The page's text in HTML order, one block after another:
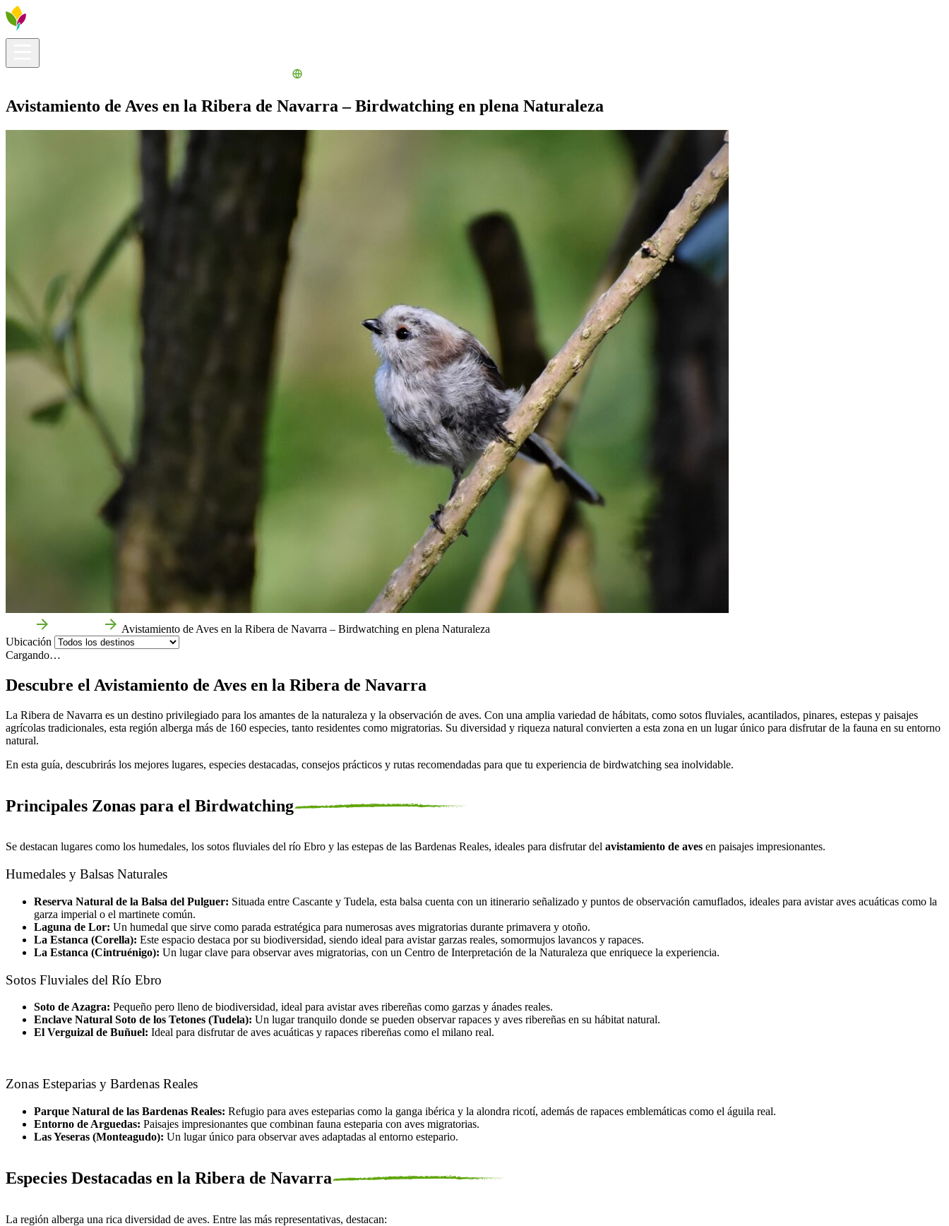
Avistamiento de Aves en la Ribera de Navarra – Birdwatching en plena Naturaleza
Avistamiento de Aves en la Ribera de Navarra – Birdwatching en plena Naturaleza
Ubicación
Cargando…
Descubre el Avistamiento de Aves en la Ribera de Navarra
La Ribera de Navarra es un destino privilegiado para los amantes de la naturaleza y la observación de aves. Con una amplia variedad de hábitats, como sotos fluviales, acantilados, pinares, estepas y paisajes
agrícolas tradicionales, esta región alberga más de 160 especies, tanto residentes como migratorias. Su diversidad y riqueza natural convierten a esta zona en un lugar único para disfrutar de la fauna en su entorno
natural.
En esta guía, descubrirás los mejores lugares, especies destacadas, consejos prácticos y rutas recomendadas para que tu experiencia de birdwatching sea inolvidable.
Principales Zonas para el Birdwatching
Se destacan lugares como los humedales, los sotos fluviales del río Ebro y las estepas de las Bardenas Reales, ideales para disfrutar del avistamiento de aves en paisajes impresionantes.
Humedales y Balsas Naturales
Reserva Natural de la Balsa del Pulguer: Situada entre Cascante y Tudela, esta balsa cuenta con un itinerario señalizado y puntos de observación camuflados, ideales para avistar aves acuáticas como la
garza imperial o el martinete común.
Laguna de Lor: Un humedal que sirve como parada estratégica para numerosas aves migratorias durante primavera y otoño.
La Estanca (Corella): Este espacio destaca por su biodiversidad, siendo ideal para avistar garzas reales, somormujos lavancos y rapaces.
La Estanca (Cintruénigo): Un lugar clave para observar aves migratorias, con un Centro de Interpretación de la Naturaleza que enriquece la experiencia.
Sotos Fluviales del Río Ebro
Soto de Azagra: Pequeño pero lleno de biodiversidad, ideal para avistar aves ribereñas como garzas y ánades reales.
Enclave Natural Soto de los Tetones (Tudela): Un lugar tranquilo donde se pueden observar rapaces y aves ribereñas en su hábitat natural.
El Verguizal de Buñuel: Ideal para disfrutar de aves acuáticas y rapaces ribereñas como el milano real.
Zonas Esteparias y Bardenas Reales
Parque Natural de las Bardenas Reales: Refugio para aves esteparias como la ganga ibérica y la alondra ricotí, además de rapaces emblemáticas como el águila real.
Entorno de Arguedas: Paisajes impresionantes que combinan fauna esteparia con aves migratorias.
Las Yeseras (Monteagudo): Un lugar único para observar aves adaptadas al entorno estepario.
Especies Destacadas en la Ribera de Navarra
La región alberga una rica diversidad de aves. Entre las más representativas, destacan: